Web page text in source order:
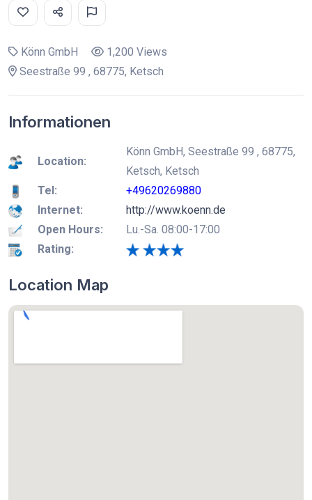
Könn GmbH
1,200 Views
Seestraße 99 , 68775, Ketsch
Informationen
Location:
Könn GmbH, Seestraße 99 , 68775,
Ketsch, Ketsch
Tel:
+49620269880
Internet:
http://www.koenn.de
Open Hours:
Lu.-Sa. 08:00-17:00
Rating:
Location Map